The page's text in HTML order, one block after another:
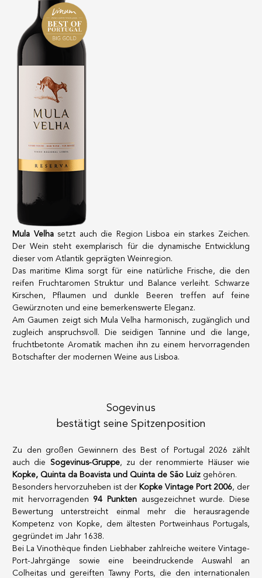
Mula Velhasetzt auch die Region Lisboa ein starkes Zeichen.
Der Wein steht exemplarisch für die dynamische Entwicklung
dieser vom Atlantik geprägten Weinregion.
Das maritime Klima sorgt für eine natürliche Frische, die den
reifen Fruchtaromen Struktur und Balance verleiht. Schwarze
Kirschen, Pflaumen und dunkle Beeren treffen auf feine
Gewürznoten und eine bemerkenswerte Eleganz.
Am Gaumen zeigt sich Mula Velha harmonisch, zugänglich und
zugleich anspruchsvoll. Die seidigen Tannine und die lange,
fruchtbetonte Aromatik machen ihn zu einem hervorragenden
Botschafter der modernen Weine aus Lisboa.
Sogevinus
bestätigt seine Spitzenposition
Zu den großen Gewinnern des Best of Portugal 2026 zählt
auch die Sogevinus-Gruppe, zu der renommierte Häuser wie
Kopke, Quinta da Boavista und Quinta de São Luiz gehören.
Besonders hervorzuheben ist der Kopke Vintage Port 2006, der
mit hervorragenden 94 Punkten ausgezeichnet wurde. Diese
Bewertung unterstreicht einmal mehr die herausragende
Kompetenz von Kopke, dem ältesten Portweinhaus Portugals,
gegründet im Jahr 1638.
Bei La Vinothèque finden Liebhaber zahlreiche weitere Vintage-
Port-Jahrgänge sowie eine beeindruckende Auswahl an
Colheitas und gereiften Tawny Ports, die den internationalen